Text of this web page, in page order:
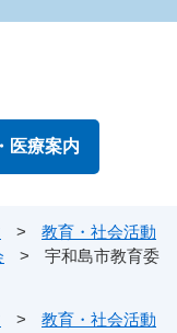
医療案内
>
教育・社会活動
>
宇和島市教育委
>
教育・社会活動